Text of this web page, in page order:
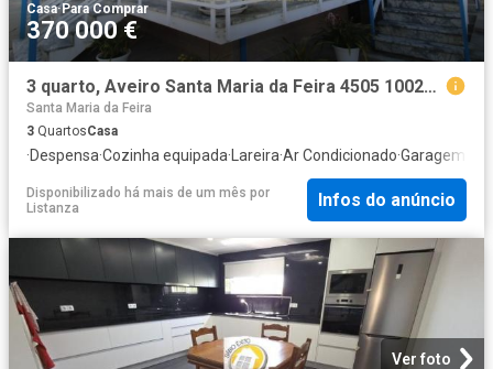
Casa·Para Comprar
370 000 €
3 quarto, Aveiro Santa Maria da Feira 4505 100212081
Santa Maria da Feira
3 QuartosCasa
·Despensa·Cozinha equipada· Lareira·Ar Condicionado·Garagem
Disponibilizado há mais de um mês por
Listanza
Infos do anúncio
Ver foto